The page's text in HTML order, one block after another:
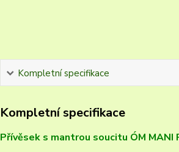
Kompletní specifikace
Kompletní specifikace
Přívěsek s mantrou soucitu ÓM MANI